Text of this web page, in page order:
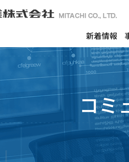
新着情報
コミ